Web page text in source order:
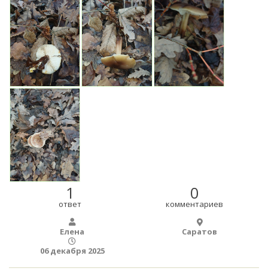
1
ответ
0
комментариев
Елена
Саратов
06 декабря 2025